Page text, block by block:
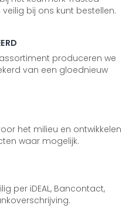
bij ons kunt bestellen.
produceren we
van een gloednieuw
het milieu en ontwikkelen
waar mogelijk.
per iDEAL, Bancontact,